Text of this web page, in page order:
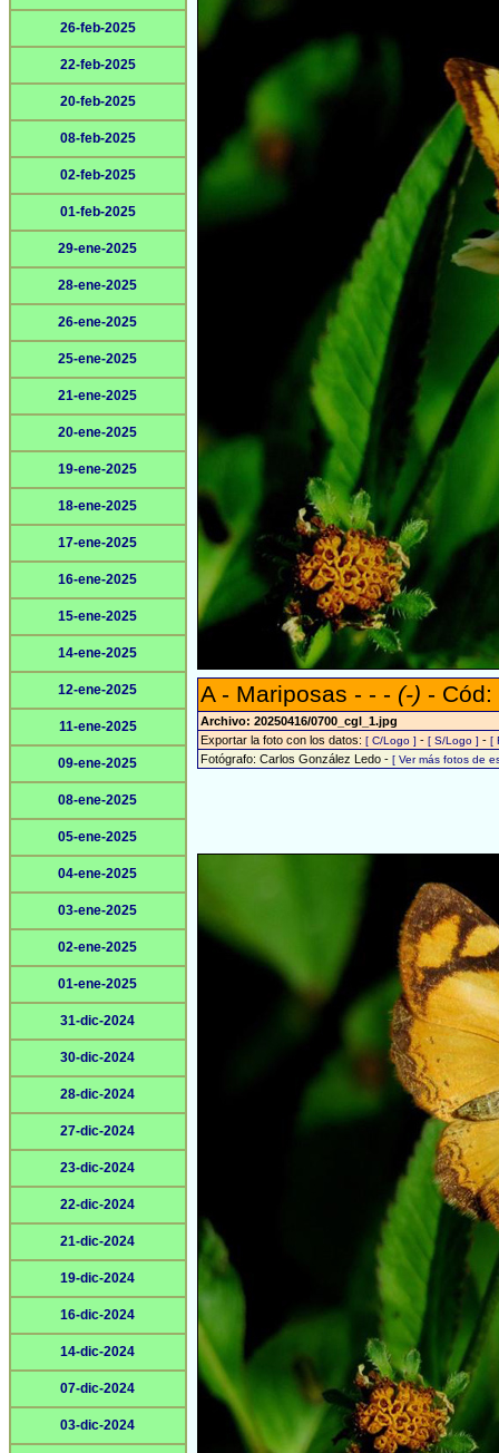
26-feb-2025
22-feb-2025
20-feb-2025
08-feb-2025
02-feb-2025
01-feb-2025
29-ene-2025
28-ene-2025
26-ene-2025
25-ene-2025
21-ene-2025
20-ene-2025
19-ene-2025
18-ene-2025
17-ene-2025
16-ene-2025
15-ene-2025
14-ene-2025
12-ene-2025
11-ene-2025
09-ene-2025
08-ene-2025
05-ene-2025
04-ene-2025
03-ene-2025
02-ene-2025
01-ene-2025
31-dic-2024
30-dic-2024
28-dic-2024
27-dic-2024
23-dic-2024
22-dic-2024
21-dic-2024
19-dic-2024
16-dic-2024
14-dic-2024
07-dic-2024
03-dic-2024
A - Mariposas - - - (-) - Cód:
Archivo: 20250416/0700_cgl_1.jpg
Exportar la foto con los datos: [ C/Logo ] - [ S/Logo ] - [
Fotógrafo: Carlos González Ledo - [ Ver más fotos de